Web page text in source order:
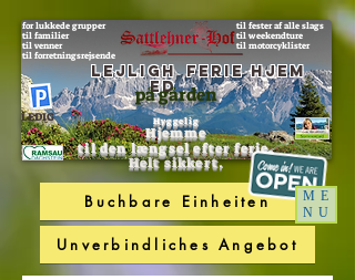
Hyggelig
lejligh
ed
Ferie hjem
på gården
for lukkede grupper
til familier
til venner
til forretningsrejsende
Helt sikkert.
Hjemme
til den længsel efter ferie.
til fester af alle slags
til weekendture
til motorcyklister
LEDIG
Buchbare Einheiten
Unverbindliches Angebot
ME
NU